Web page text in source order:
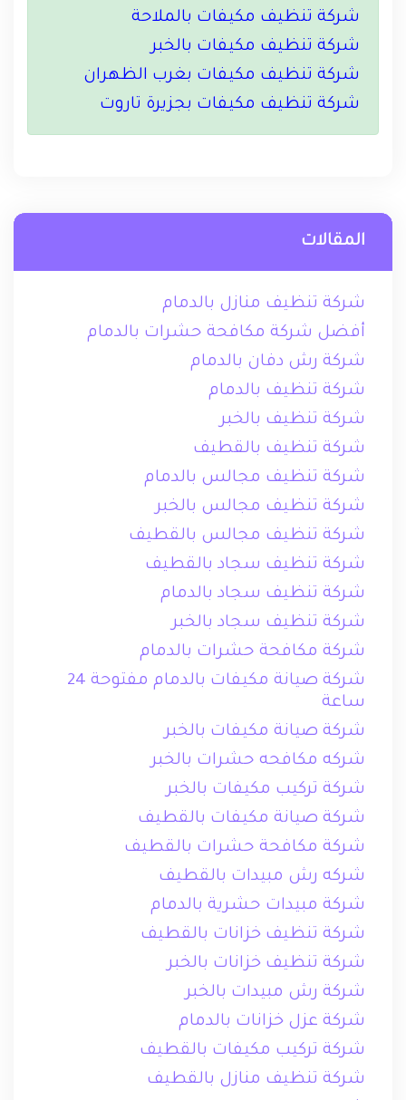
شركة تنظيف مكيفات بالملاحة
شركة تنظيف مكيفات بالخبر
شركة تنظيف مكيفات بغرب الظهران
شركة تنظيف مكيفات بجزيرة تاروت
المقالات
شركة تنظيف منازل بالدمام
أفضل شركة مكافحة حشرات بالدمام
شركة رش دفان بالدمام
شركة تنظيف بالدمام
شركة تنظيف بالخبر
شركة تنظيف بالقطيف
شركة تنظيف مجالس بالدمام
شركة تنظيف مجالس بالخبر
شركة تنظيف مجالس بالقطيف
شركة تنظيف سجاد بالقطيف
شركة تنظيف سجاد بالدمام
شركة تنظيف سجاد بالخبر
شركة مكافحة حشرات بالدمام
شركة صيانة مكيفات بالدمام مفتوحة 24
ساعة
شركة صيانة مكيفات بالخبر
شركه مكافحه حشرات بالخبر
شركة تركيب مكيفات بالخبر
شركة صيانة مكيفات بالقطيف
شركة مكافحة حشرات بالقطيف
شركه رش مبيدات بالقطيف
شركة مبيدات حشرية بالدمام
شركة تنظيف خزانات بالقطيف
شركة تنظيف خزانات بالخبر
شركة رش مبيدات بالخبر
شركة عزل خزانات بالدمام
شركة تركيب مكيفات بالقطيف
شركة تنظيف منازل بالقطيف